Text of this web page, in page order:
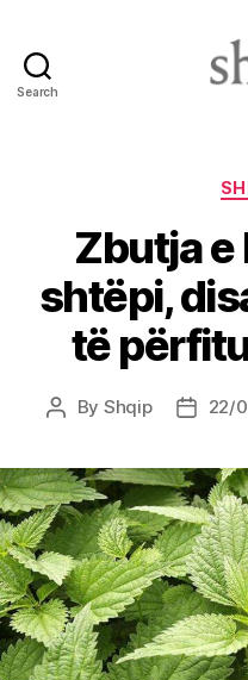
Search
Zbutja e
shtëpi,
të
Post
By Shqip
Post22/